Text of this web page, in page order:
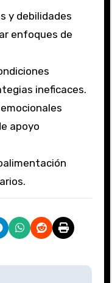
y debilidades
enfoques de
ineficaces.
apoyo